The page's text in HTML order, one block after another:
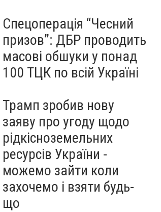
Спецоперація “Чесний
призов”: ДБР проводить
масові обшуки у понад
100 ТЦК по всій Україні
Трамп зробив нову
заяву про угоду щодо
рідкісноземельних
ресурсів України -
можемо зайти коли
захочемо і взяти будь-
що